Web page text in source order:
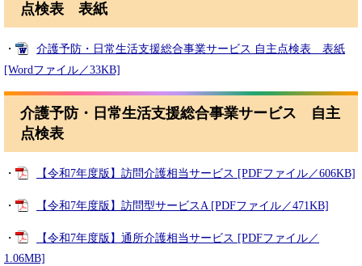
点検表 表紙
・
介護予防・日常生活支援総合事業サービス 自主点検表 表紙
[Wordファイル／33KB]
介護予防・日常生活支援総合事業サービス 自主
点検表
・ 【令和7年度版】訪問介護相当サービス [PDFファイル／606KB]
・ 【令和7年度版】訪問型サービスA [PDFファイル／471KB]
・
【令和7年度版】通所介護相当サービス [PDFファイル／
1.06MB]